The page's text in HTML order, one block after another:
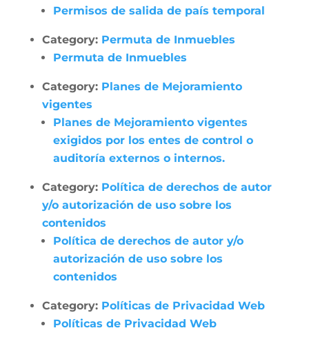
Permisos de salida de país temporal
Category: Permuta de Inmuebles
Permuta de Inmuebles
Category: Planes de Mejoramiento
vigentes
Planes de Mejoramiento vigentes
exigidos por los entes de control o
auditoría externos o internos.
Category: Política de derechos de autor
y/o autorización de uso sobre los
contenidos
Política de derechos de autor y/o
autorización de uso sobre los
contenidos
Category: Políticas de Privacidad Web
Políticas de Privacidad Web